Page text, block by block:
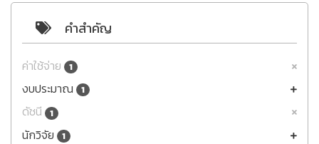
คำสำคัญ
ค่าใช้จ่าย 1
งบประมาณ 1
ดัชนี 1
นักวิจัย 1